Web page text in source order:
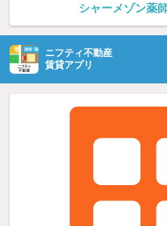
シャーメゾン薬
ニフティ不動産
賃貸アプリ